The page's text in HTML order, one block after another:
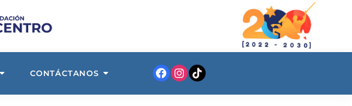
CONTÁCTANOS